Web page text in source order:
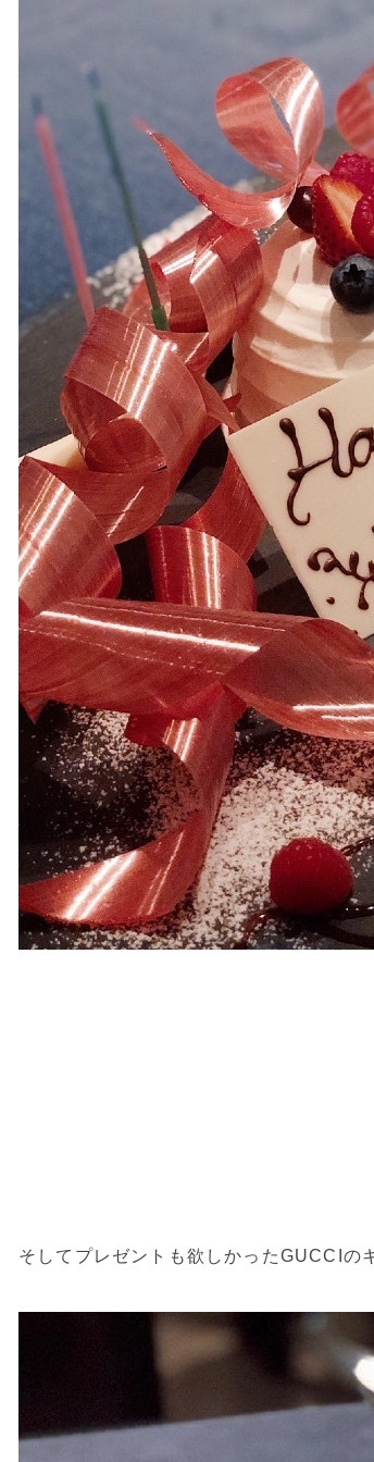
そしてプレゼントも欲しかったGUCCI